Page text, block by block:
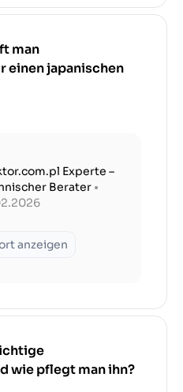
man
einen japanischen
Experte –
Berater •
anzeigen
wie pflegt man ihn?